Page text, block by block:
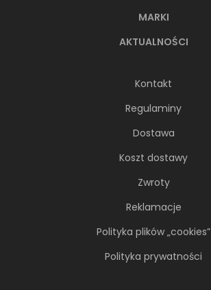
MARKI
AKTUALNOŚCI
Kontakt
Regulaminy
Dostawa
Koszt dostawy
Zwroty
Reklamacje
Polityka plików „cookies”
Polityka prywatności